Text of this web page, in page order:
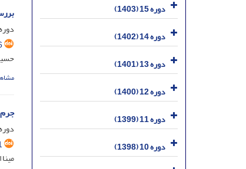
دوره 11، شماره 1، مرداد
دوره 11، شماره 2، دی
دوره 15 (1403)
دوره 14 (1402)
دوره 13 (1401)
دوره 12 (1400)
دوره 11 (1399)
دوره 10 (1398)